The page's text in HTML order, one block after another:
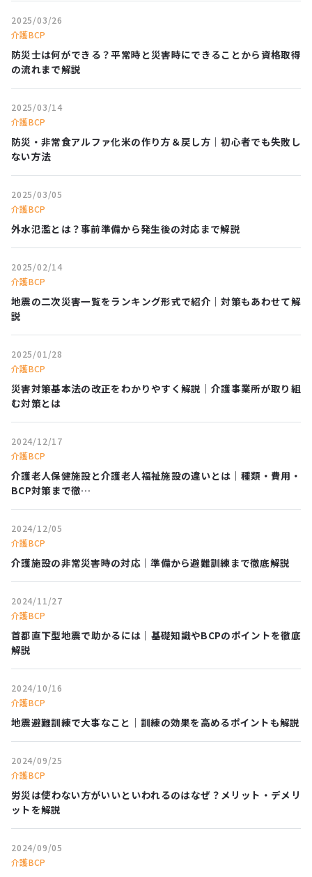
2025/03/26
介護BCP
防災士は何ができる？平常時と災害時にできることから資格取得
の流れまで解説
2025/03/14
介護BCP
防災・非常食アルファ化米の作り方＆戻し方｜初心者でも失敗し
ない方法
2025/03/05
介護BCP
外水氾濫とは？事前準備から発生後の対応まで解説
2025/02/14
介護BCP
地震の二次災害一覧をランキング形式で紹介｜対策もあわせて解
説
2025/01/28
介護BCP
災害対策基本法の改正をわかりやすく解説｜介護事業所が取り組
む対策とは
2024/12/17
介護BCP
介護老人保健施設と介護老人福祉施設の違いとは｜種類・費用・
BCP対策まで徹…
2024/12/05
介護BCP
介護施設の非常災害時の対応｜準備から避難訓練まで徹底解説
2024/11/27
介護BCP
首都直下型地震で助かるには｜基礎知識やBCPのポイントを徹底
解説
2024/10/16
介護BCP
地震避難訓練で大事なこと｜訓練の効果を高めるポイントも解説
2024/09/25
介護BCP
労災は使わない方がいいといわれるのはなぜ？メリット・デメリ
ットを解説
2024/09/05
介護BCP